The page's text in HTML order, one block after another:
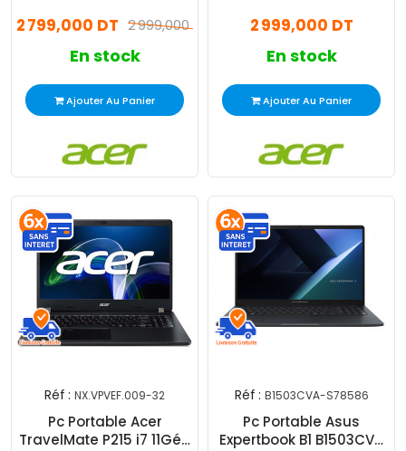
Windows 11 Pro2 999,000 DT
2 799,000 DT
En stock
Ajouter Au Panier
Windows 11 Pro
2 999,000 DT
En stock
Ajouter Au Panier
Réf : NX.VPVEF.009-32
Pc Portable Acer
TravelMate P215 i7 11Gén
Réf : B1503CVA-S78586
Pc Portable Asus
Expertbook B1 B1503CVA